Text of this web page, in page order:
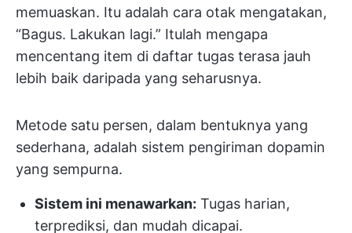
memuaskan. Itu adalah cara otak mengatakan,
“Bagus. Lakukan lagi.” Itulah mengapa
mencentang item di daftar tugas terasa jauh
lebih baik daripada yang seharusnya.
Metode satu persen, dalam bentuknya yang
sederhana, adalah sistem pengiriman dopamin
yang sempurna.
Sistem ini menawarkan: Tugas harian,
terprediksi, dan mudah dicapai.